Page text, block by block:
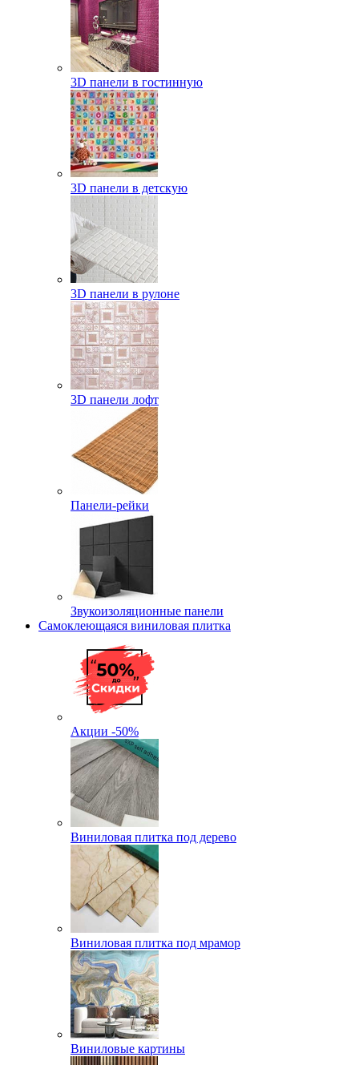
3D панели в гостинную
3D панели в детскую
3D панели в рулоне
3D панели лофт
Панели-рейки
Звукоизоляционные панели
Самоклеющаяся виниловая плитка
Акции -50%
Виниловая плитка под дерево
Виниловая плитка под мрамор
Виниловые картины